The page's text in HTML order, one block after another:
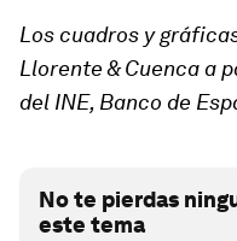
Los cuadros y
Llorente & Cuenca a
del INE, Banco de
No te pierdas
este tema